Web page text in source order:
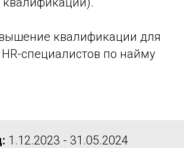
квалификации для
специалистов по найму
1.12.2023 - 31.05.2024